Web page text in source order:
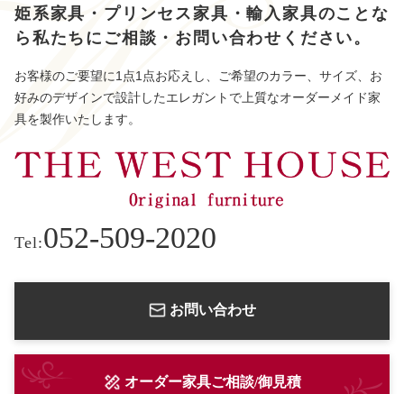
姫系家具・プリンセス家具・輸入家具のことな
ら 私たちにご相談・お問い合わせください。
お客様のご要望に1点1点お応えし、ご希望のカラー、サイズ、お
好みのデザインで設計したエレガントで上質なオーダーメイド家
具を製作いたします。
Tel:052-509-2020
お問い合わせ
オーダー家具ご相談/御見積